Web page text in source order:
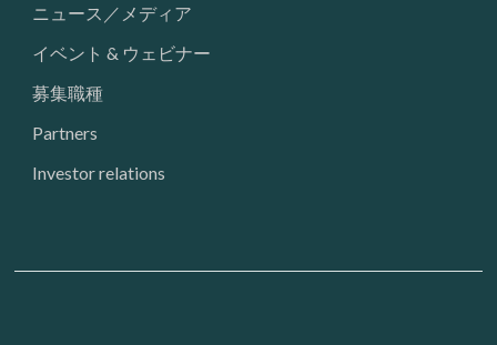
ニュース／メディア
イベント & ウェビナー
募集職種
Partners
Investor relations